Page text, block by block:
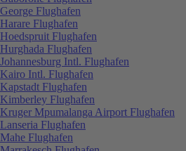
George Flughafen
Harare Flughafen
Hoedspruit Flughafen
Hurghada Flughafen
Johannesburg Intl. Flughafen
Kairo Intl. Flughafen
Kapstadt Flughafen
Kimberley Flughafen
Kruger Mpumalanga Airport Flughafen
Lanseria Flughafen
Mahe Flughafen